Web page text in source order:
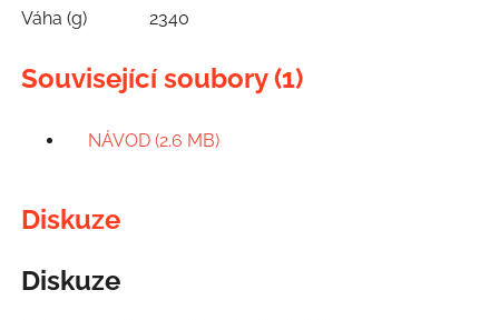
Váha (g) 2340
Související soubory (1)
NÁVOD (2.6 MB)
Diskuze
Diskuze